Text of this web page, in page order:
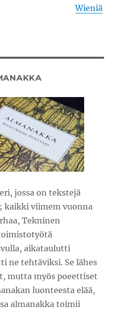
Wieniä
jossa on tekstejä
kaikki viimem vuonna
Tekninen
aikataulutti
ne tehtäviksi. Se lähes
mutta myös poeettiset
luonteesta elää,
almanakka toimii